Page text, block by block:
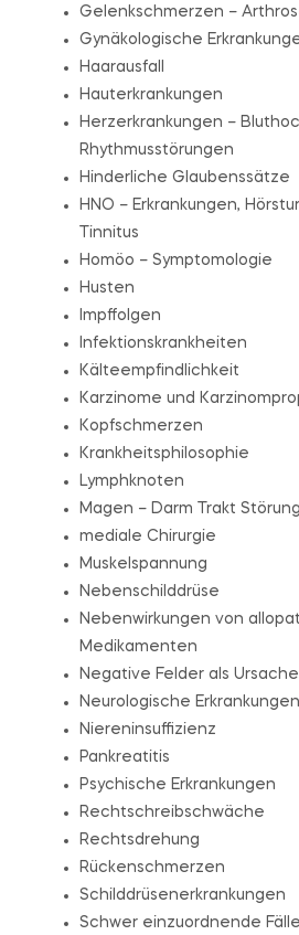
Gelenkschmerzen –
Gynäkologische
Haarausfall
Hauterkrankungen
Herzerkrankungen –
Rhythmusstörungen
Hinderliche Glaubenssätze
HNO – Erkrankungen,
Tinnitus
Homöo – Symptomologie
Husten
Impffolgen
Infektionskrankheiten
Kälteempfindlichkeit
Karzinome und
Kopfschmerzen
Krankheitsphilosophie
Lymphknoten
Magen – Darm Trakt
mediale Chirurgie
Muskelspannung
Nebenschilddrüse
Nebenwirkungen von
Medikamenten
Negative Felder als
Neurologische Erkrankungen
Niereninsuffizienz
Pankreatitis
Psychische Erkrankungen
Rechtschreibschwäche
Rechtsdrehung
Rückenschmerzen
Schilddrüsenerkrankungen
Schwer einzuordnende Fälle